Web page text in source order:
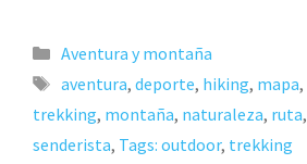
Aventura y montaña
aventura, deporte, hiking, mapa,
trekking, montaña, naturaleza, ruta,
senderista, Tags: outdoor, trekking